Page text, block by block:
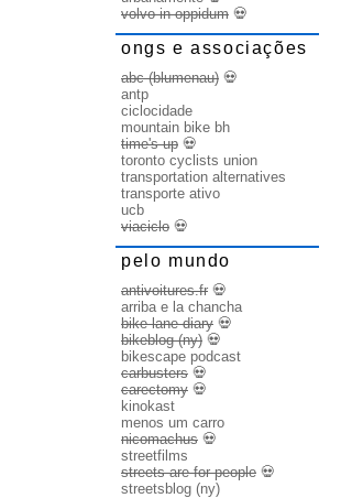
volvo in oppidum 💀
ongs e associações
abc (blumenau) 💀
antp
ciclocidade
mountain bike bh
time's up 💀
toronto cyclists union
transportation alternatives
transporte ativo
ucb
viaciclo 💀
pelo mundo
antivoitures.fr 💀
arriba e la chancha
bike lane diary 💀
bikeblog (ny) 💀
bikescape podcast
carbusters 💀
carectomy 💀
kinokast
menos um carro
nicomachus 💀
streetfilms
streets are for people 💀
streetsblog (ny)